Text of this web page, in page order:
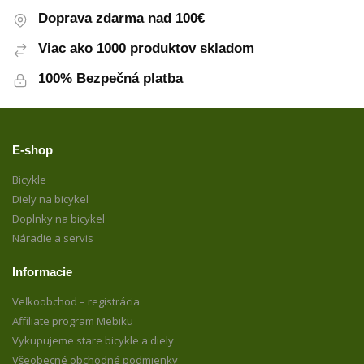
Doprava zdarma nad 100€
Viac ako 1000 produktov skladom
100% Bezpečná platba
E-shop
Bicykle
Diely na bicykel
Doplnky na bicykel
Náradie a servis
Informacie
Veľkoobchod – registrácia
Affiliate program Mebiku
Vykupujeme stare bicykle a diely
Všeobecné obchodné podmienky